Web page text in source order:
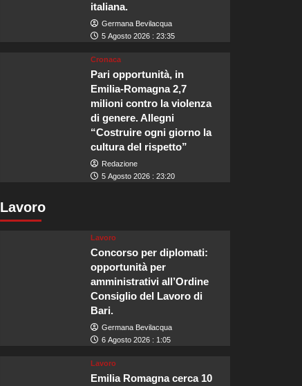
italiana.
Germana Bevilacqua
5 Agosto 2026 : 23:35
Cronaca
Pari opportunità, in
Emilia-Romagna 2,7
milioni contro la violenza
di genere. Allegni
“Costruire ogni giorno la
cultura del rispetto”
Redazione
5 Agosto 2026 : 23:20
Lavoro
Lavoro
Concorso per diplomati:
opportunità per
amministrativi all’Ordine
Consiglio del Lavoro di
Bari.
Germana Bevilacqua
6 Agosto 2026 : 1:05
Lavoro
Emilia Romagna cerca 10